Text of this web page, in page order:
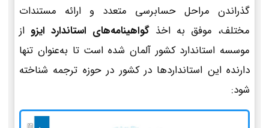
گذراندن مراحل حسابرسی متعدد و ارائه مستندات
مختلف، موفق به اخذ گواهینامه‌های استاندارد ایزو از
موسسه استاندارد کشور آلمان شده است تا به‌عنوان تنها
دارنده این استانداردها در کشور در حوزه ترجمه شناخته
شود: